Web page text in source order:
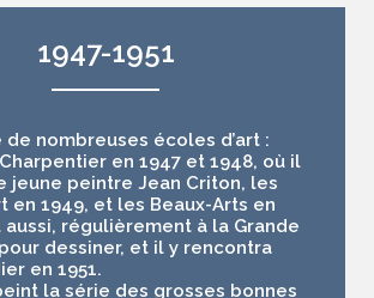
1947-1951
nombreuses écoles d’art :
en 1947 et 1948, où il
jeune peintre Jean Criton, les
en 1949, et les Beaux-Arts en
aussi, régulièrement à la Grande
dessiner, et il y rencontra
en 1951.
la série des grosses bonnes